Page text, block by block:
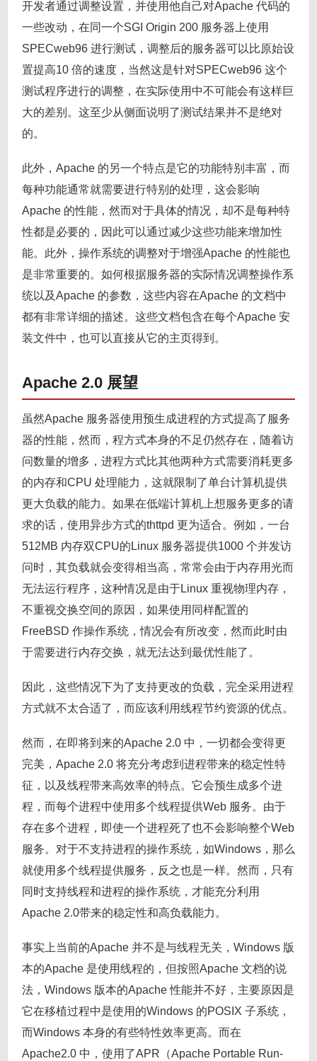
开发者通过调整设置，并使用他自己对Apache 代码的
一些改动，在同一个SGI Origin 200 服务器上使用
SPECweb96 进行测试，调整后的服务器可以比原始设
置提高10 倍的速度，当然这是针对SPECweb96 这个
测试程序进行的调整，在实际使用中不可能会有这样巨
大的差别。这至少从侧面说明了测试结果并不是绝对
的。
此外，Apache 的另一个特点是它的功能特别丰富，而
每种功能通常就需要进行特别的处理，这会影响
Apache 的性能，然而对于具体的情况，却不是每种特
性都是必要的，因此可以通过减少这些功能来增加性
能。此外，操作系统的调整对于增强Apache 的性能也
是非常重要的。如何根据服务器的实际情况调整操作系
统以及Apache 的参数，这些内容在Apache 的文档中
都有非常详细的描述。这些文档包含在每个Apache 安
装文件中，也可以直接从它的主页得到。
Apache 2.0 展望
虽然Apache 服务器使用预生成进程的方式提高了服务
器的性能，然而，程方式本身的不足仍然存在，随着访
问数量的增多，进程方式比其他两种方式需要消耗更多
的内存和CPU 处理能力，这就限制了单台计算机提供
更大负载的能力。如果在低端计算机上想服务更多的请
求的话，使用异步方式的thttpd 更为适合。例如，一台
512MB 内存双CPU的Linux 服务器提供1000 个并发访
问时，其负载就会变得相当高，常常会由于内存用光而
无法运行程序，这种情况是由于Linux 重视物理内存，
不重视交换空间的原因，如果使用同样配置的
FreeBSD 作操作系统，情况会有所改变，然而此时由
于需要进行内存交换，就无法达到最优性能了。
因此，这些情况下为了支持更改的负载，完全采用进程
方式就不太合适了，而应该利用线程节约资源的优点。
然而，在即将到来的Apache 2.0 中，一切都会变得更
完美，Apache 2.0 将充分考虑到进程带来的稳定性特
征，以及线程带来高效率的特点。它会预生成多个进
程，而每个进程中使用多个线程提供Web 服务。由于
存在多个进程，即使一个进程死了也不会影响整个Web
服务。对于不支持进程的操作系统，如Windows，那么
就使用多个线程提供服务，反之也是一样。然而，只有
同时支持线程和进程的操作系统，才能充分利用
Apache 2.0带来的稳定性和高负载能力。
事实上当前的Apache 并不是与线程无关，Windows 版
本的Apache 是使用线程的，但按照Apache 文档的说
法，Windows 版本的Apache 性能并不好，主要原因是
它在移植过程中是使用的Windows 的POSIX 子系统，
而Windows 本身的有些特性效率更高。而在
Apache2.0 中，使用了APR（Apache Portable Run-